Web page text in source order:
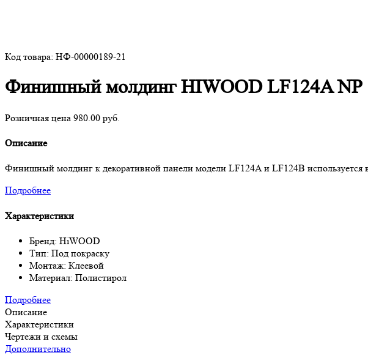
Код товара: НФ-00000189-21
Финишный молдинг HIWOOD LF124A NP
Розничная цена 980.00 руб.
Описание
Финишный молдинг к декоративной панели модели LF124A и LF124B используется
Подробнее
Характеристики
Бренд: HiWOOD
Тип: Под покраску
Монтаж: Клеевой
Материал: Полистирол
Подробнее
Описание
Характеристики
Чертежи и схемы
Дополнительно